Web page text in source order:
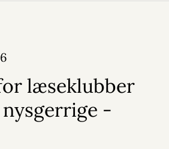
læseklubber
-